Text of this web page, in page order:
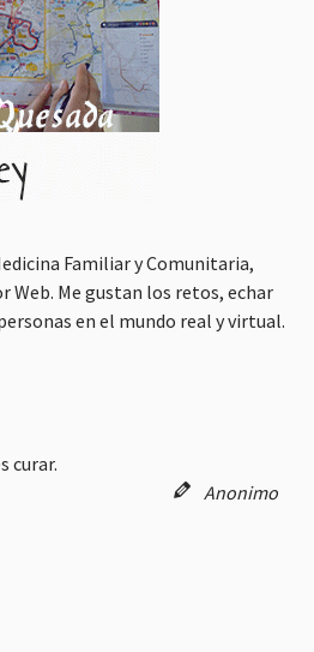
Familiar y Comunitaria,
Web. Me gustan los retos, echar
en el mundo real y virtual.
curar.
Anonimo